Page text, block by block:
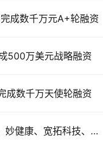
成数千万元A+轮融资
500万美元战略融资
成数千万天使轮融资
创投快讯 | 美番了、​COFE+、妙健康、宽拓科技、吉因加等15家企业获得投资